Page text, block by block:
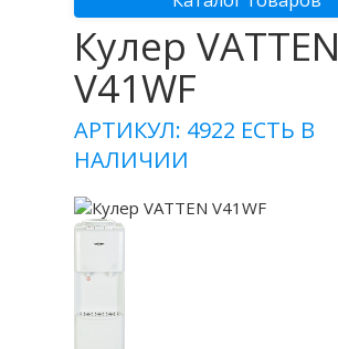
Кулер VATTEN
V41WF
АРТИКУЛ: 4922 ЕСТЬ В
НАЛИЧИИ